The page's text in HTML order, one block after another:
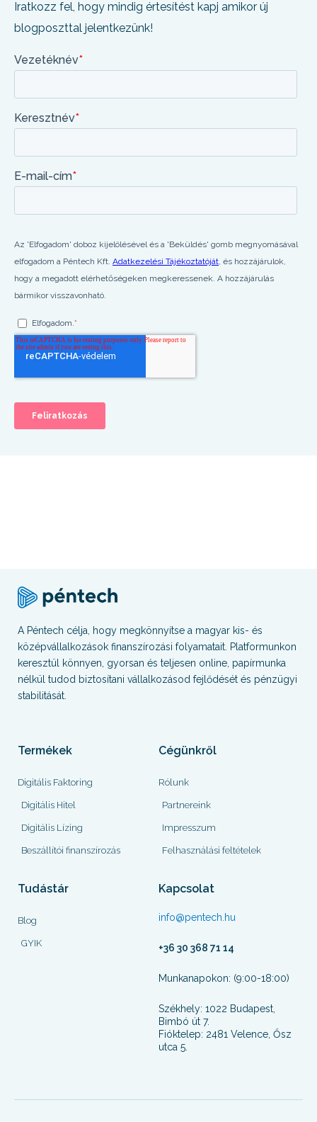
Iratkozz fel, hogy mindig értesítést kapj amikor új
blogposzttal jelentkezünk!
A Péntech célja, hogy megkönnyítse a magyar kis- és
középvállalkozások finanszírozási folyamatait. Platformunkon
keresztül könnyen, gyorsan és teljesen online, papírmunka
nélkül tudod biztosítani vállalkozásod fejlődését és pénzügyi
stabilitását.
Termékek
Digitális Faktoring
Digitális Hitel
Digitális Lízing
Beszállítói finanszírozás
Cégünkről
Rólunk
Partnereink
Impresszum
Felhasználási feltételek
Tudástár
Blog
GYIK
Kapcsolat
info@pentech.hu
+36 30 368 71 14
Munkanapokon: (9:00-18:00)
Székhely: 1022 Budapest,
Bimbó út 7.
Fióktelep: 2481 Velence, Ősz
utca 5.